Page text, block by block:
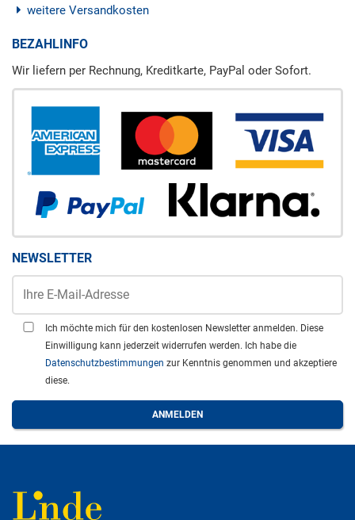
weitere Versandkosten
BEZAHLINFO
Wir liefern per Rechnung, Kreditkarte, PayPal oder Sofort.
NEWSLETTER
Ich möchte mich für den kostenlosen Newsletter anmelden. Diese
Einwilligung kann jederzeit widerrufen werden. Ich habe die
Datenschutzbestimmungen zur Kenntnis genommen und akzeptiere
diese.